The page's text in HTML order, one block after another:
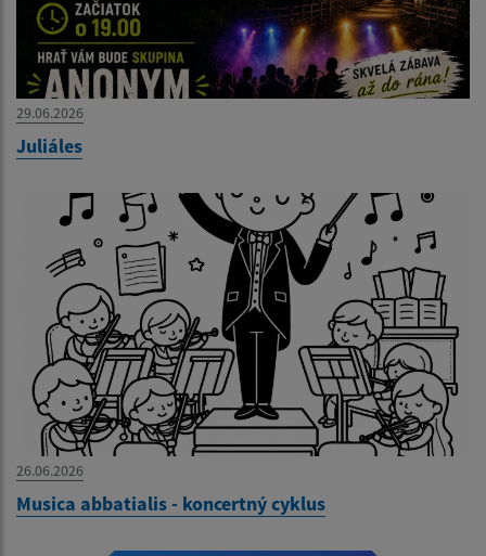
29.06.2026
Juliáles
26.06.2026
Musica abbatialis - koncertný cyklus